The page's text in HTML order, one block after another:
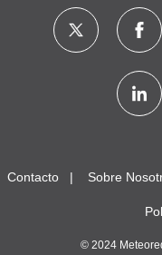
Contacto Sobre
© 2024